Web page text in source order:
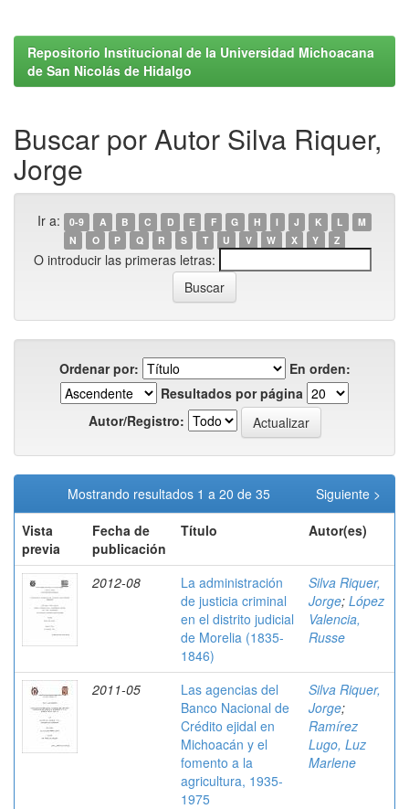
Repositorio Institucional de la Universidad Michoacana
de San Nicolás de Hidalgo
Buscar por Autor Silva Riquer,
Jorge
Ir a: 0-9 A B C D E F G H I J K L
M
N
O P Q R S T U V W X Y Z
O introducir las primeras letras:
Ordenar por:
En orden:
Resultados por página
Autor/Registro:
Mostrando resultados 1 a 20 de 35
Siguiente >
Vista
previa
Fecha de
publicación
Título Autor(es)
2012-08
La administración
de justicia criminal
en el distrito judicial
de Morelia (1835-
1846)
Silva Riquer,
Jorge; López
Valencia,
Russe
2011-05
Las agencias del
Banco Nacional de
Crédito ejidal en
Michoacán y el
fomento a la
agricultura, 1935-
1975
Silva Riquer,
Jorge;
Ramírez
Lugo, Luz
Marlene